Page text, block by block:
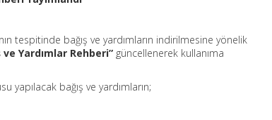
tespitinde bağış ve yardımların indirilmesine yönelik
Yardımlar Rehberi” güncellenerek kullanıma
yapılacak bağış ve yardımların;